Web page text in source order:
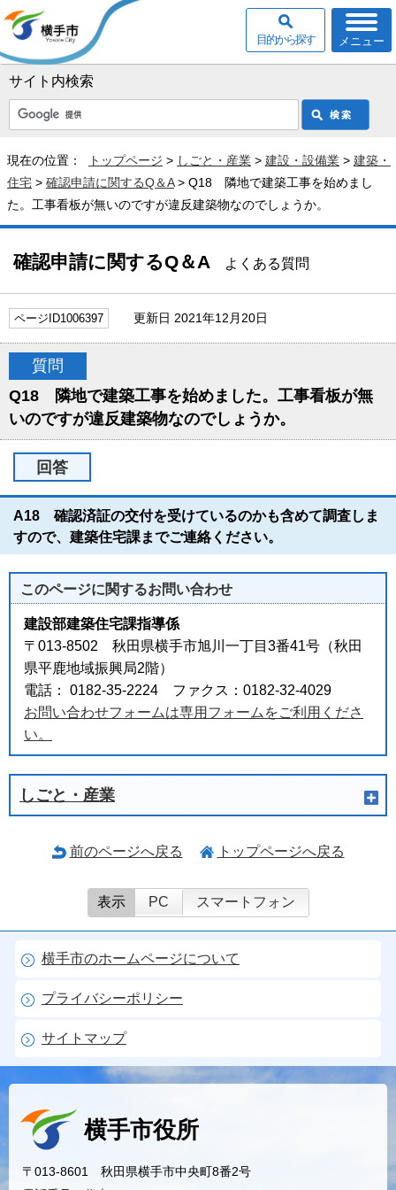
サイト内検索
メニュー
目的から探す
現在の位置： トップページ > しごと・産業 > 建設・設備業 > 建築・
住宅 > 確認申請に関するQ＆A> Q18 隣地で建築工事を始めまし
た。工事看板が無いのですが違反建築物なのでしょうか。
確認申請に関するQ＆A よくある質問
ページID1006397 更新日 2021年12月20日
質問
Q18 隣地で建築工事を始めました。工事看板が無
いのですが違反建築物なのでしょうか。
回答
A18 確認済証の交付を受けているのかも含めて調査しま
すので、建築住宅課までご連絡ください。
このページに関するお問い合わせ
建設部建築住宅課指導係
〒013-8502 秋田県横手市旭川一丁目3番41号（秋田
県平鹿地域振興局2階）
電話： 0182-35-2224 ファクス：0182-32-4029
お問い合わせフォームは専用フォームをご利用くださ
い。
しごと・産業
前のページへ戻る トップページへ戻る
表示 PC スマートフォン
横手市のホームページについて
プライバシーポリシー
サイトマップ
横手市役所
〒013-8601 秋田県横手市中央町8番2号